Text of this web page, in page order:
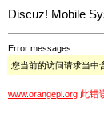
Discuz! Mobile
Error messages:
您当前的访问请求当中
www.orangepi.org 此错